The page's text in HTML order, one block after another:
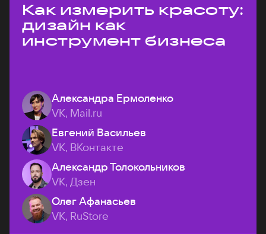
Как измерить красоту:
дизайн как
инструмент бизнеса
Александра Ермоленко
VK, Mail.ru
Евгений Васильев
VK, ВКонтакте
Александр Толокольников
VK, Дзен
Олег Афанасьев
VK, RuStore